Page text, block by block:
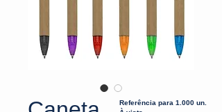
Referência para 1.000 un.